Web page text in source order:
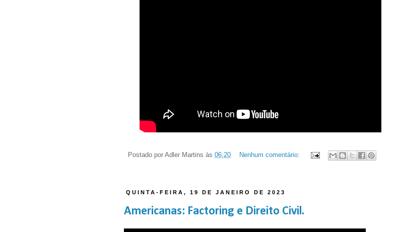
Postado por Adler Martins às 06:20 Nenhum comentário:
QUINTA-FEIRA, 19 DE JANEIRO DE 2023
Americanas: Factoring e Direito Civil.